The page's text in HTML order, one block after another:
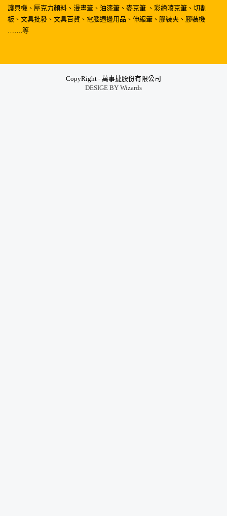
護貝機、壓克力顏料、漫畫筆、油漆筆、麥克筆 、彩繪嘜克筆、切割
板、文具批發、文具百貨、電腦週邊用品、伸縮筆、膠裝夾、膠裝機
…….等
CopyRight - 萬事捷股份有限公司
DESIGE BY Wizards